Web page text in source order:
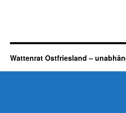
Wattenrat Ostfriesland –